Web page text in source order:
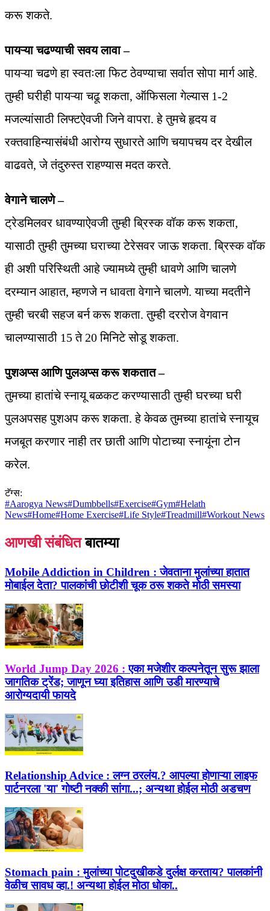
करू शकते.
पायऱ्या चढण्याची सवय लावा –
पायऱ्या चढणे हा स्वतःला फिट ठेवण्याचा सर्वात सोपा मार्ग आहे.
तुम्ही घरीही पायऱ्या चढू शकता, ऑफिसला गेल्यास 1-2
मजल्यांसाठी लिफ्टऐवजी जिने वापरा. हे तुमचे हृदय व
रक्तवाहिन्यासंबंधी आरोग्य सुधारते आणि चयापचय दर देखील
वाढवते, जे तंदुरुस्त राहण्यास मदत करते.
वेगाने चालणे –
ट्रेडमिलवर धावण्याऐवजी तुम्ही ब्रिस्क वॉक करू शकता,
यासाठी तुम्ही तुमच्या घराच्या टेरेसवर जाऊ शकता. ब्रिस्क वॉक
ही अशी परिस्थिती आहे ज्यामध्ये तुम्ही धावणे आणि चालणे
दरम्यान आहात, म्हणजे न धावता वेगाने चालणे. याच्या मदतीने
तुम्ही चरबी सहज बर्न करू शकता. तुम्ही दररोज वेगवान
चालण्यासाठी 15 ते 20 मिनिटे सोडू शकता.
पुशअप्स आणि पुलअप्स करू शकतात –
तुमच्या हातांचे स्नायू बळकट करण्यासाठी तुम्ही घरच्या घरी
पुलअपसह पुशअप करू शकता. हे केवळ तुमच्या हातांचे स्नायूच
मजबूत करणार नाही तर छाती आणि पोटाच्या स्नायूंना टोन
करेल.
टॅग्स:
#Aarogya News#Dumbbells#Exercise#Gym#Helath
News#Home#Home Exercise#Life Style#Treadmill#Workout News
आणखी संबंधित बातम्या
Mobile Addiction in Children : जेवताना मुलांच्या हातात
मोबाईल देता? पालकांची छोटीशी चूक ठरू शकते मोठी समस्या
World Jump Day 2026 : एका मजेशीर कल्पनेतून सुरू झाला
जागतिक ट्रेंड; जाणून घ्या इतिहास आणि उडी मारण्याचे
आरोग्यदायी फायदे
Relationship Advice : लग्न ठरलंय.? आपल्या होणाऱ्या लाइफ
पार्टनरला 'या' गोष्टी नक्की सांगा...; अन्यथा होईल मोठी अडचण
Stomach pain : मुलांच्या पोटदुखीकडे दुर्लक्ष करताय? पालकांनी
वेळीच सावध व्हा.! अन्यथा होईल मोठा धोका..